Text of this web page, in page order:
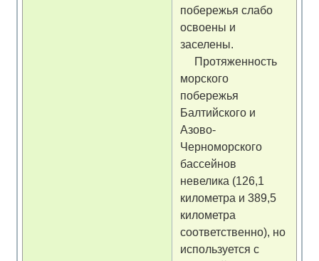
побережья слабо
освоены и
заселены.
Протяженность
морского
побережья
Балтийского и
Азово-
Черноморского
бассейнов
невелика (126,1
километра и 389,5
километра
соответственно), но
используется с